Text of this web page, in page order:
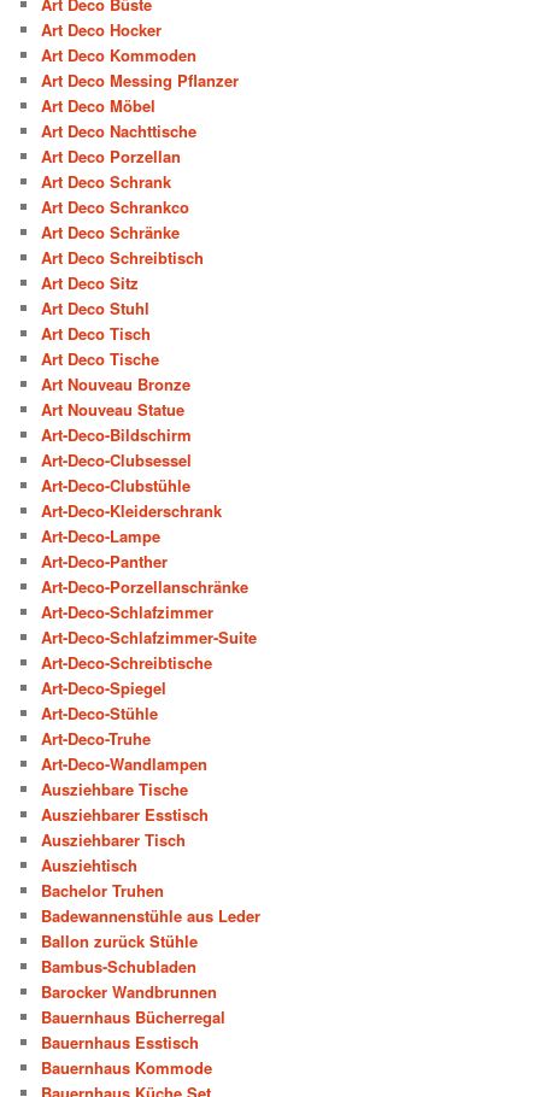
Art Deco Hocker
Art Deco Kommoden
Art Deco Messing Pflanzer
Art Deco Möbel
Art Deco Nachttische
Art Deco Porzellan
Art Deco Schrank
Art Deco Schrankco
Art Deco Schränke
Art Deco Schreibtisch
Art Deco Sitz
Art Deco Stuhl
Art Deco Tisch
Art Deco Tische
Art Nouveau Bronze
Art Nouveau Statue
Art-Deco-Bildschirm
Art-Deco-Clubsessel
Art-Deco-Clubstühle
Art-Deco-Kleiderschrank
Art-Deco-Lampe
Art-Deco-Panther
Art-Deco-Porzellanschränke
Art-Deco-Schlafzimmer
Art-Deco-Schlafzimmer-Suite
Art-Deco-Schreibtische
Art-Deco-Spiegel
Art-Deco-Stühle
Art-Deco-Truhe
Art-Deco-Wandlampen
Ausziehbare Tische
Ausziehbarer Esstisch
Ausziehbarer Tisch
Ausziehtisch
Bachelor Truhen
Badewannenstühle aus Leder
Ballon zurück Stühle
Bambus-Schubladen
Barocker Wandbrunnen
Bauernhaus Bücherregal
Bauernhaus Esstisch
Bauernhaus Kommode